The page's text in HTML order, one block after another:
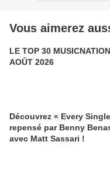
Vous aimerez
LE TOP 30
AOÛT 2026
Découvrez « Every
repensé par Benny
avec Matt Sassari !